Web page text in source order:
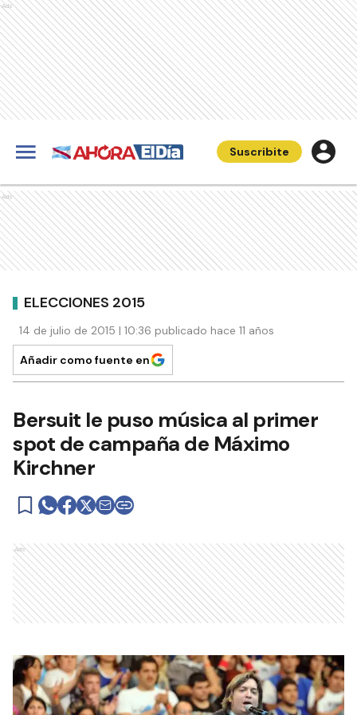
Ads
Suscribite
Ads
ELECCIONES 2015
14 de julio de 2015 | 10:36 publicado hace 11 años
Añadir como fuente en
Bersuit le puso música al primer
spot de campaña de Máximo
Kirchner
Ads